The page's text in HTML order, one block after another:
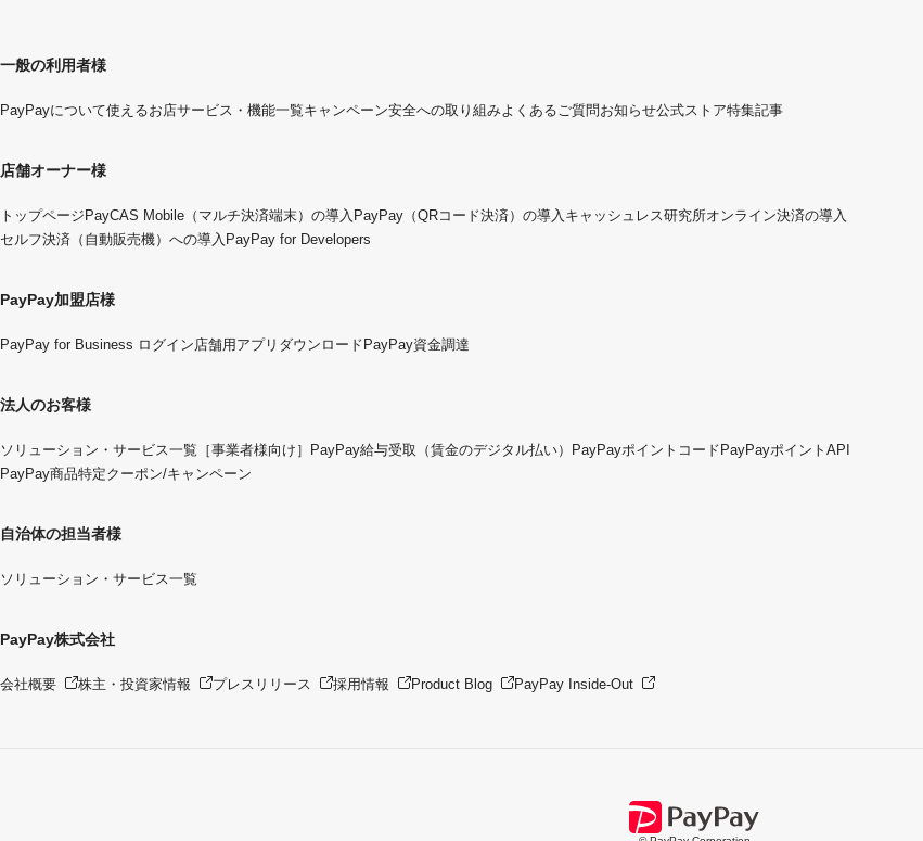
一般の利用者様
PayPayについて使えるお店サービス・機能一覧キャンペーン安全への取り組みよくあるご質問お知らせ公式ストア特集記事
店舗オーナー様
トップページ PayCAS Mobile（マルチ決済端末）の導入 PayPay（QRコード決済）の導入 キャッシュレス研究所オンライン決済の導入
セルフ決済（自動販売機）への導入 PayPay for Developers
PayPay加盟店様
PayPay for Business ログイン店舗用アプリダウンロード PayPay資金調達
法人のお客様
ソリューション・サービス一覧 ［事業者様向け］PayPay給与受取（賃金のデジタル払い） PayPayポイントコード PayPayポイントAPI
PayPay商品特定クーポン/キャンペーン
自治体の担当者様
ソリューション・サービス一覧
PayPay株式会社
会社概要 株主・投資家情報 プレスリリース 採用情報 Product Blog PayPay Inside-Out